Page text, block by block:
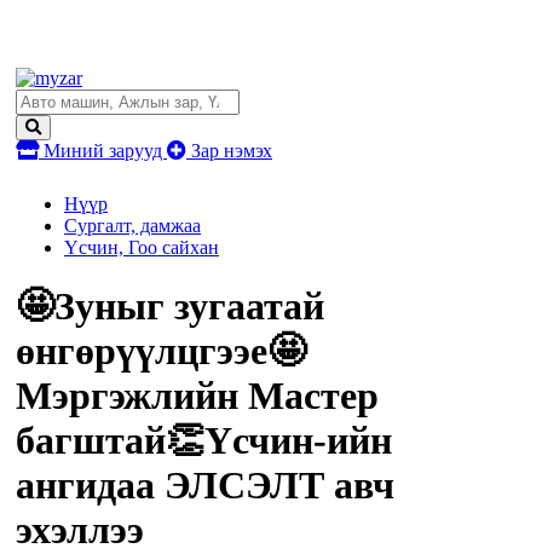
Миний зарууд Зар нэмэх
Нүүр
Сургалт, дамжаа
Үсчин, Гоо сайхан
🤩Зуныг зугаатай
өнгөрүүлцгээе🤩
Мэргэжлийн Мастер
багштай👏Үсчин-ийн
ангидаа ЭЛСЭЛТ авч
эхэллээ